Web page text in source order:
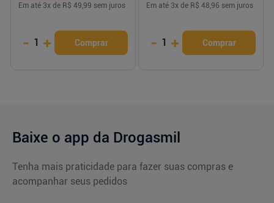
Em até 3x de R$ 49,99 sem juros
- 1 + Comprar
Em até 3x de R$ 48,96 sem juros
- 1 + Comprar
Baixe o app da Drogasmil
Tenha mais praticidade para fazer suas compras e
acompanhar seus pedidos